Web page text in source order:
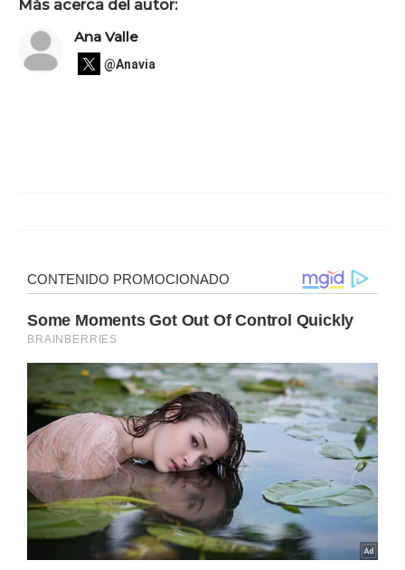
Más acerca del autor:
Ana Valle
@Anavia